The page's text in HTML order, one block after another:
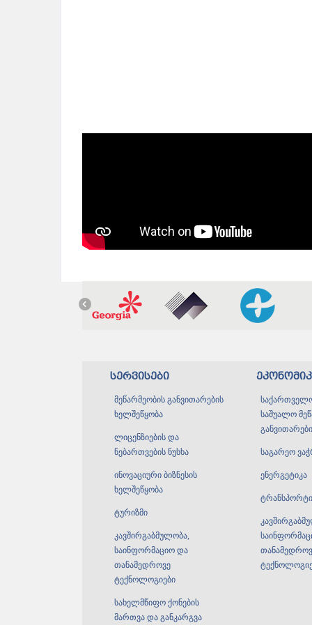
სერვისები
მეწარმეობის განვითარების
ხელშეწყობა
ლიცენზიების და
ნებართვების ნუსხა
ინოვაციური ბიზნესის
ხელშეწყობა
ტურიზმი
კავშირგაბმულობა,
საინფორმაციო და
თანამედროვე
ტექნოლოგიები
სახელმწიფო ქონების
მართვა და განკარგვა
საშუალო
საგარეო
ენერგეტიკა
ტრანსპორტი